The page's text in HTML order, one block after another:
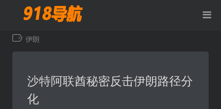
伊朗
沙特阿联酋秘密反击伊朗路径分
化